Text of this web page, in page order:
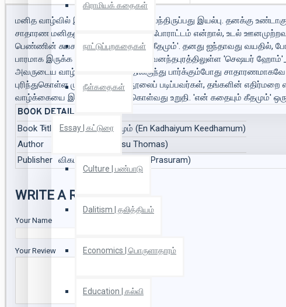
கிராமியக் கதைகள்
நாட்டுப்புறகதைகள்
நீள்கதைகள்
Essay | கட்டுரை
Culture | பண்பாடு
Dalitism | தலித்தியம்
Economics | பொருளாதாரம்
Education | கல்வி
மனித வாழ்வில் இன்பமும் துன்பமும் கலந்திருப்பது இயல்பு. தனக்கு
சாதாரண மனிதனுக்கு, வாழ்க்கை ஒரு போராட்டம் என்றால், உடல்
பெண்ணின் சுயசரிதமே 'என் கதையும் கீதமும்'. தனது ஐந்தாவது வயதில்,
பாரமாக இருக்க விரும்பாத அவர், திருவனந்தபுரத்திலுள்ள 'செஷயர்
அவருடைய வாழ்க்கையை தூரத்திலிருந்து பார்க்கும்போது
புரிந்துகொள்ள முடிகிறது. இந்த நூலைப் படிப்பவர்கள், தங்களின்
வாழ்க்கையை இனிமையாக்கிக் கொள்வது உறுதி. 'என் கதையும் கீதமும்' ஒரு
BOOK DETAILS
Book Title
என் கதையும் கீதமும் (En Kadhaiyum Keedhamum)
Author
சரசு தாமஸ் (Sarasu Thomas)
Publisher விகடன் பிரசுரம் (Vikatan Prasuram)
WRITE A REVIEW
Your Name
Your Review